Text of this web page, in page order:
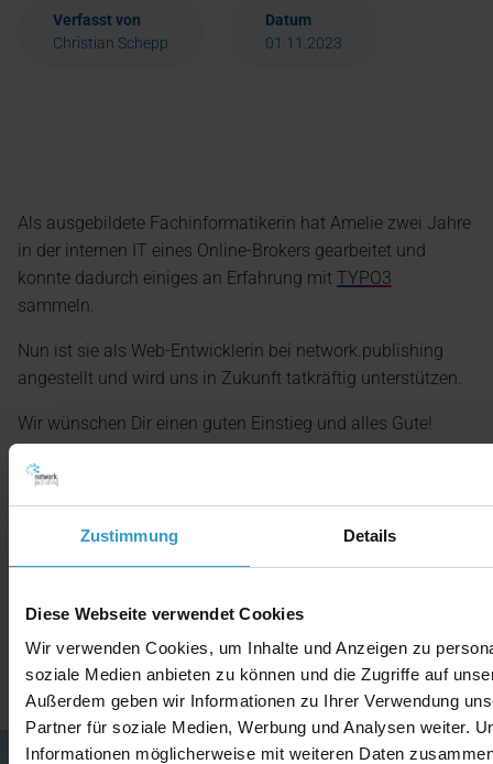
Zustimmung Details
Diese Webseite verwendet Cookies
Wir verwenden Cookies, um Inhalte und Anzeigen zu
soziale Medien anbieten zu können und die Zugriffe auf
Außerdem geben wir Informationen zu Ihrer Verwendung
Partner für soziale Medien, Werbung und Analysen weiter.
Informationen möglicherweise mit weiteren Daten
Verfasst von
Christian Schepp
Datum
01.11.2023
Als ausgebildete Fachinformatikerin hat Amelie zwei Jahre
in der internen IT eines Online-Brokers gearbeitet und
konnte dadurch einiges an Erfahrung mit TYPO3
sammeln.
Nun ist sie als Web-Entwicklerin bei network.publishing
angestellt und wird uns in Zukunft tatkräftig unterstützen.
Wir wünschen Dir einen guten Einstieg und alles Gute!